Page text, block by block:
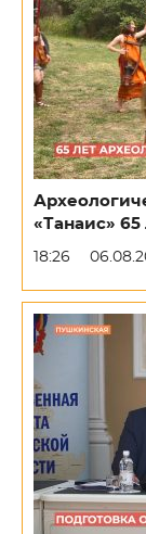
«Танаис» 65
18:26